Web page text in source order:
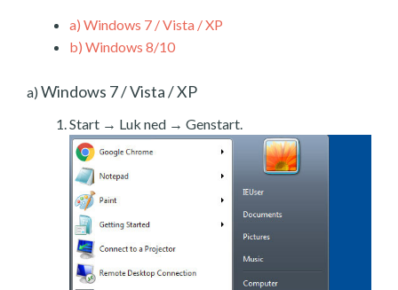
a) Windows 7 / Vista / XP
b) Windows 8/10
a) Windows 7 / Vista / XP
Start → Luk ned → Genstart.